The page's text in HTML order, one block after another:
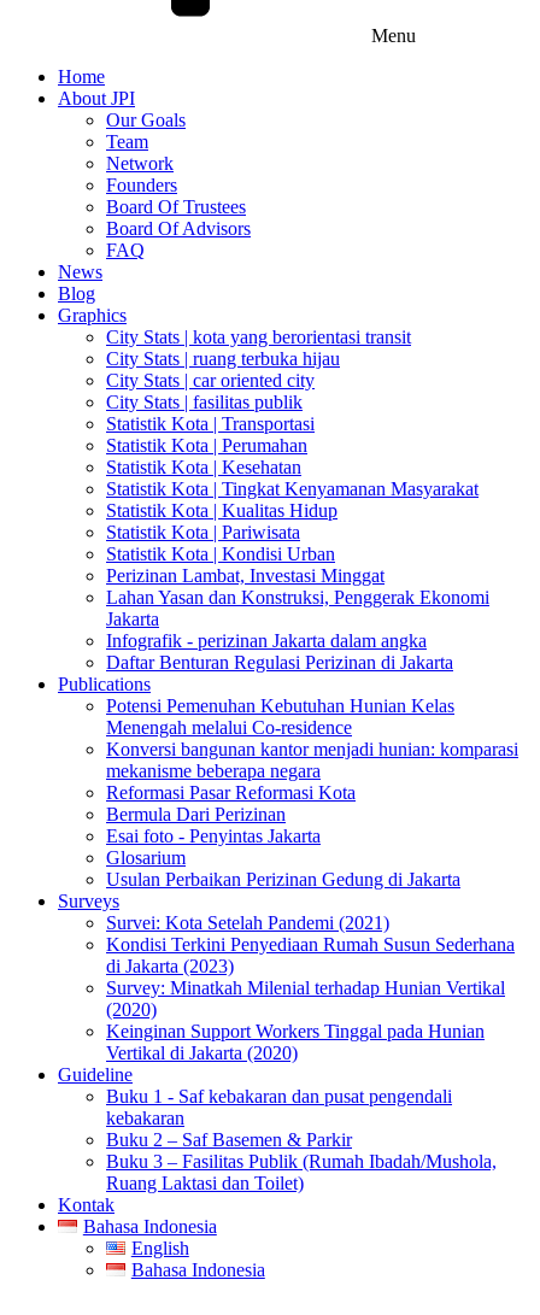
Menu
Home
About JPI
Our Goals
Team
Network
Founders
Board Of Trustees
Board Of Advisors
FAQ
News
Blog
Graphics
City Stats | kota yang berorientasi transit
City Stats | ruang terbuka hijau
City Stats | car oriented city
City Stats | fasilitas publik
Statistik Kota | Transportasi
Statistik Kota | Perumahan
Statistik Kota | Kesehatan
Statistik Kota | Tingkat Kenyamanan Masyarakat
Statistik Kota | Kualitas Hidup
Statistik Kota | Pariwisata
Statistik Kota | Kondisi Urban
Perizinan Lambat, Investasi Minggat
Lahan Yasan dan Konstruksi, Penggerak Ekonomi
Jakarta
Infografik - perizinan Jakarta dalam angka
Daftar Benturan Regulasi Perizinan di Jakarta
Publications
Potensi Pemenuhan Kebutuhan Hunian Kelas
Menengah melalui Co-residence
Konversi bangunan kantor menjadi hunian: komparasi
mekanisme beberapa negara
Reformasi Pasar Reformasi Kota
Bermula Dari Perizinan
Esai foto - Penyintas Jakarta
Glosarium
Usulan Perbaikan Perizinan Gedung di Jakarta
Surveys
Survei: Kota Setelah Pandemi (2021)
Kondisi Terkini Penyediaan Rumah Susun Sederhana
di Jakarta (2023)
Survey: Minatkah Milenial terhadap Hunian Vertikal
(2020)
Keinginan Support Workers Tinggal pada Hunian
Vertikal di Jakarta (2020)
Guideline
Buku 1 - Saf kebakaran dan pusat pengendali
kebakaran
Buku 2 – Saf Basemen & Parkir
Buku 3 – Fasilitas Publik (Rumah Ibadah/Mushola,
Ruang Laktasi dan Toilet)
Kontak
Bahasa Indonesia
English
Bahasa Indonesia